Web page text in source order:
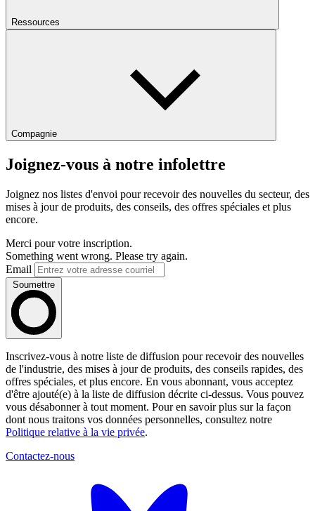
Ressources
Compagnie
Joignez-vous à notre infolettre
Joignez nos listes d'envoi pour recevoir des nouvelles du secteur, des
mises à jour de produits, des conseils, des offres spéciales et plus
encore.
Merci pour votre inscription.
Something went wrong. Please try again.
Email
Soumettre
Inscrivez-vous à notre liste de diffusion pour recevoir des nouvelles
de l'industrie, des mises à jour de produits, des conseils rapides, des
offres spéciales, et plus encore. En vous abonnant, vous acceptez
d'être ajouté(e) à la liste de diffusion décrite ci-dessus. Vous pouvez
vous désabonner à tout moment. Pour en savoir plus sur la façon
dont nous traitons vos données personnelles, consultez notre
Politique relative à la vie privée.
Contactez-nous